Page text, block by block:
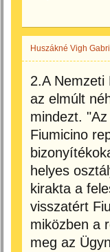
Huszákné Vigh
2.A Nemzeti
az elmúlt
mindezt.
Fiumicino
helyes
kirakta a
visszatért
miközben a
meg az